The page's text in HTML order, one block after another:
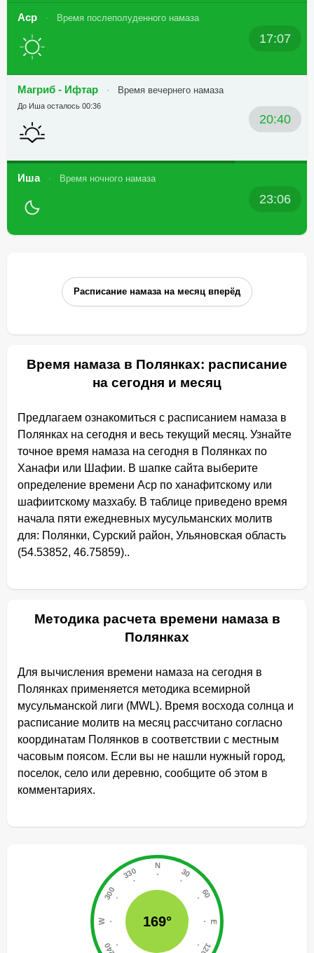
Аср Время послеполуденного намаза
17:07
Магриб - Ифтар Время вечернего намаза
20:40
До Иша осталось 00:36
Иша Время ночного намаза
23:06
Расписание намаза на месяц вперёд
Время намаза в Полянках: расписание
на сегодня и месяц
Предлагаем ознакомиться с расписанием намаза в
Полянках на сегодня и весь текущий месяц. Узнайте
точное время намаза на сегодня в Полянках по
Ханафи или Шафии. В шапке сайта выберите
определение времени Аср по ханафитскому или
шафиитскому мазхабу. В таблице приведено время
начала пяти ежедневных мусульманских молитв
для: Полянки, Сурский район, Ульяновская область
(54.53852, 46.75859)..
Методика расчета времени намаза в
Полянках
Для вычисления времени намаза на сегодня в
Полянках применяется методика всемирной
мусульманской лиги (MWL). Время восхода солнца и
расписание молитв на месяц рассчитано согласно
координатам Полянков в соответствии с местным
часовым поясом. Если вы не нашли нужный город,
поселок, село или деревню, сообщите об этом в
комментариях.
169°